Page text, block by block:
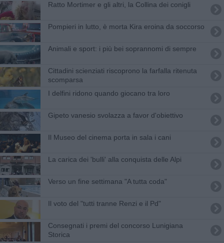
Ratto Mortimer e gli altri, la Collina dei conigli
Pompieri in lutto, è morta Kira eroina da soccorso
Animali e sport: i più bei soprannomi di sempre
Cittadini scienziati riscoprono la farfalla ritenuta
scomparsa
I delfini ridono quando giocano tra loro
Gipeto vanesio svolazza a favor d'obiettivo
Il Museo del cinema porta in sala i cani
La carica dei 'bulli' alla conquista delle Alpi
Verso un fine settimana "A tutta coda"
Il voto del "tutti tranne Renzi e il Pd"
Consegnati i premi del concorso Lunigiana
Storica